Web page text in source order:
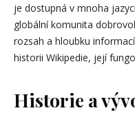
je dostupná v mnoha
globální komunita
rozsah a hloubku
historii Wikipedie, její
Historie a